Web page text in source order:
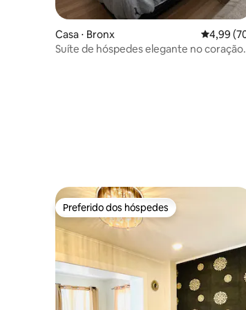
Casa ⋅ Bronx 4,99 de
4,99
Suíte de hóspedes elegante no coração
Preferido dos hóspedes
Preferido dos hóspedes